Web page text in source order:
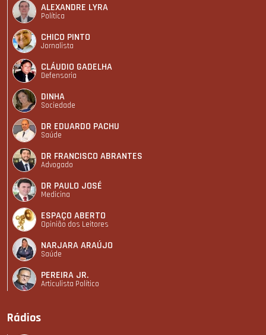
ALEXANDRE LYRA
Política
CHICO PINTO
Jornalista
CLÁUDIO GADELHA
Defensoria
DINHA
Sociedade
DR EDUARDO PACHU
Saúde
DR FRANCISCO ABRANTES
Advogado
DR PAULO JOSÉ
Medicina
ESPAÇO ABERTO
Opinião dos Leitores
NARJARA ARAÚJO
Saúde
PEREIRA JR.
Articulista Polí­tico
Rádios